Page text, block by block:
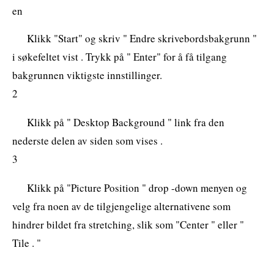
en
Klikk "Start" og skriv " Endre skrivebordsbakgrunn "
i søkefeltet vist . Trykk på " Enter" for å få tilgang
bakgrunnen viktigste innstillinger.
2
Klikk på " Desktop Background " link fra den
nederste delen av siden som vises .
3
Klikk på "Picture Position " drop -down menyen og
velg fra noen av de tilgjengelige alternativene som
hindrer bildet fra stretching, slik som "Center " eller "
Tile . "